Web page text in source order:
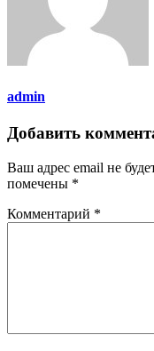
admin
Добавить
Ваш адрес email не
помечены *
Комментарий *